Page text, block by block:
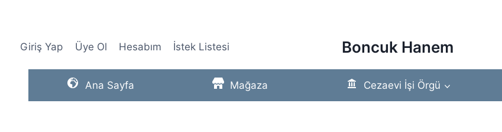
Giriş Yap Üye Ol Hesabım İstek Listesi Boncuk Hanem
Ana Sayfa Mağaza Cezaevi İşi Örgü